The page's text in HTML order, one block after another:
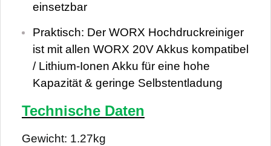
einsetzbar
Praktisch: Der WORX Hochdruckreiniger
ist mit allen WORX 20V Akkus kompatibel
/ Lithium-Ionen Akku für eine hohe
Kapazität & geringe Selbstentladung
Technische Daten
Gewicht: 1.27kg